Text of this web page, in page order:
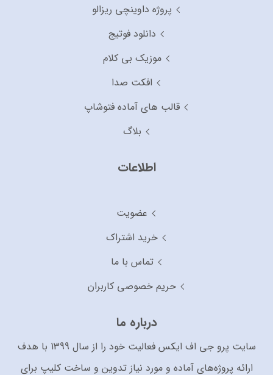
پروژه داوینچی ریزالو
دانلود فوتیج
موزیک بی کلام
افکت صدا
قالب های آماده فتوشاپ
بلاگ
اطلاعات
عضویت
خرید اشتراک
تماس با ما
حریم خصوصی کاربران
درباره ما
سایت پرو جی اف ایکس فعالیت خود را از سال 1399 با هدف
ارائه پروژه‌های آماده و مورد نیاز تدوین و ساخت کلیپ برای